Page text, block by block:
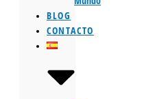
BLOG
CONTACTO